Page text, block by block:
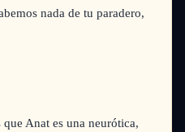
nada de tu paradero,
Anat es una neurótica,